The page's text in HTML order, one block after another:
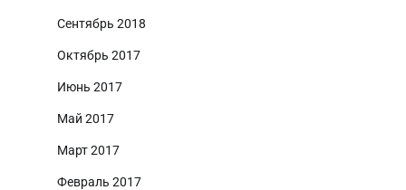
Сентябрь 2018
Октябрь 2017
Июнь 2017
Май 2017
Март 2017
Февраль 2017